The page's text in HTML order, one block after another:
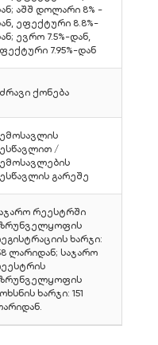
აშშ დოლარი 8% -
ეფექტური 8.8%-
ევრო 7.5%-დან,
7.95%-დან
ქონება
/
გარეშე
რეესტრში
ხარჯი:
ლარიდან; საჯარო
ხარჯი: 151